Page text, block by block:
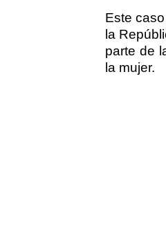
Este
la
parte de
la mujer.